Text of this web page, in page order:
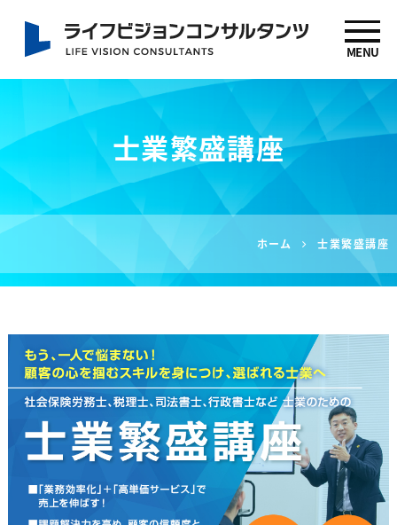
社労士 坂下信也 ライ
フビジョンコンサルタ
ンツ
MENU
士業繁盛講座
ホーム 士業繁盛講座